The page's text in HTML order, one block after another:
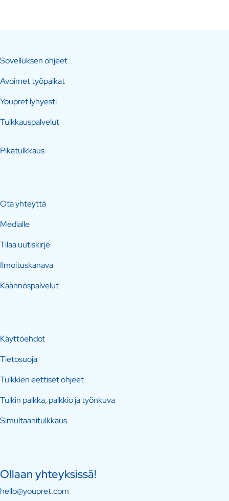
Sovelluksen ohjeet
Avoimet työpaikat
Youpret lyhyesti
Tulkkauspalvelut
Pikatulkkaus
Ota yhteyttä
Medialle
Tilaa uutiskirje
Ilmoituskanava
Käännöspalvelut
Käyttöehdot
Tietosuoja
Tulkkien eettiset ohjeet
Tulkin palkka, palkkio ja työnkuva
Simultaanitulkkaus
Ollaan yhteyksissä!
hello@youpret.com